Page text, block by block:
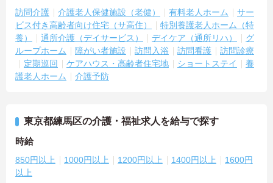
訪問介護 介護老人保健施設（老健） 有料老人ホーム
サー
ビス付き高齢者向け住宅（サ高住）
特別養護老人ホーム（特
養）
通所介護（デイサービス） デイケア（通所リハ）
グ
ループホーム
障がい者施設 訪問入浴 訪問看護
訪問診療
定期巡回
ケアハウス・高齢者住宅地 ショートステイ
養
護老人ホーム
介護予防
東京都練馬区の介護・福祉求人を給与で探す
時給
850円以上 1000円以上 1200円以上 1400円以上
1600円
以上